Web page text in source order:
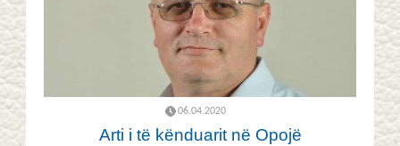
06.04.2020
Arti i të kënduarit në Opojë